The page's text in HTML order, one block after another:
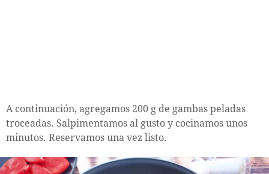
A continuación, agregamos 200 g de gambas peladas
troceadas. Salpimentamos al gusto y cocinamos unos
minutos. Reservamos una vez listo.